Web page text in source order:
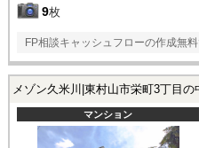
9枚
FP相談キャッシュフローの作成無
メゾン久米川|東村山市栄町3丁目の
マンション